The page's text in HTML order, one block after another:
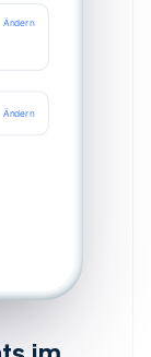
Ändern
Ändern